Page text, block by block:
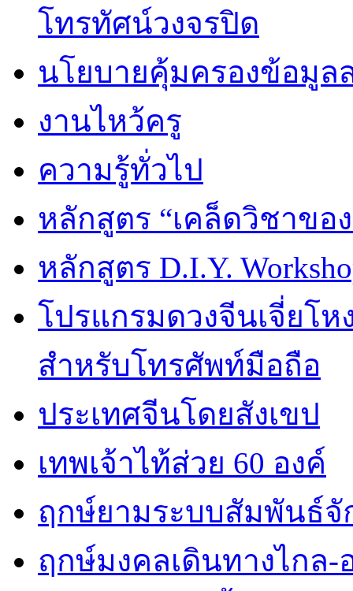
โทรทัศน์วงจรปิด
นโยบายคุ้มครองข้อมูล
งานไหว้ครู
ความรู้ทั่วไป
หลักสูตร “เคล็ดวิชาขอ
หลักสูตร D.I.Y.
โปรแกรมดวงจีนเจี่ยโห
สำหรับโทรศัพท์มือถือ
ประเทศจีนโดยสังเขป
เทพเจ้าไท้ส่วย 60 องค์
ฤกษ์ยามระบบสัมพันธ์จั
ฤกษ์มงคลเดินทางไกล-